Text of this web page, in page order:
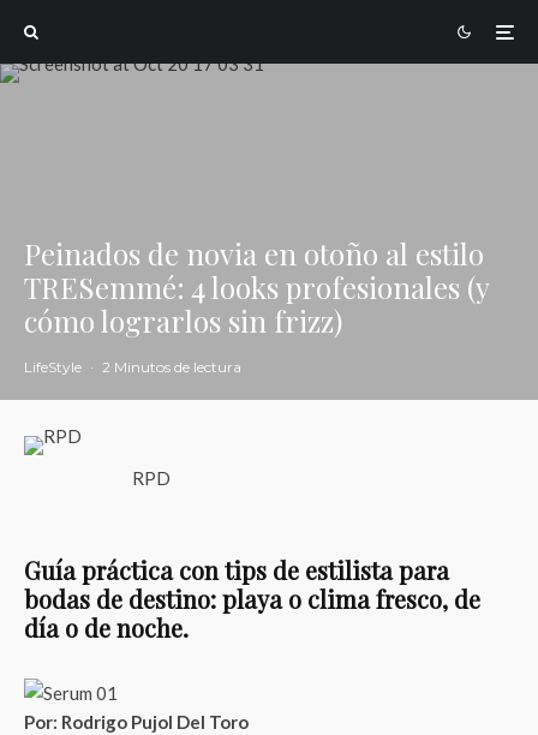
Peinados de novia en otoño al estilo
TRESemmé: 4 looks profesionales (y
cómo lograrlos sin frizz)
LifeStyle · 2 Minutos de lectura
RPD
Guía práctica con tips de estilista para
bodas de destino: playa o clima fresco, de
día o de noche.
Por: Rodrigo Pujol Del Toro